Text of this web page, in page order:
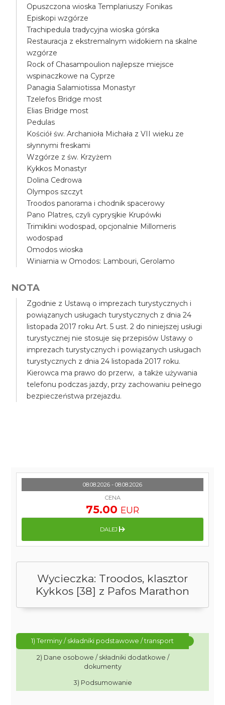
Opuszczona wioska Templariuszy Fonikas
Episkopi wzgórze
Trachipedula tradycyjna wioska górska
Restauracja z ekstremalnym widokiem na skalne
wzgórze
Rock of Chasampoulion najlepsze miejsce
wspinaczkowe na Cyprze
Panagia Salamiotissa Monastyr
Tzelefos Bridge most
Elias Bridge most
Pedulas
Kościół św. Archanioła Michała z VII wieku ze
słynnymi freskami
Wzgórze z św. Krzyżem
Kykkos Monastyr
Dolina Cedrowa
Olympos szczyt
Troodos panorama i chodnik spacerowy
Pano Platres, czyli cyprysjkie Krupówki
Trimiklini wodospad, opcjonalnie Millomeris
wodospad
Omodos wioska
Winiarnia w Omodos: Lambouri, Gerolamo
NOTA
Zgodnie z Ustawą o imprezach turystycznych i
powiązanych usługach turystycznych z dnia 24
listopada 2017 roku Art. 5 ust. 2 do niniejszej usługi
turystycznej nie stosuje się przepisów Ustawy o
imprezach turystycznych i powiązanych usługach
turystycznych z dnia 24 listopada 2017 roku.
Kierowca ma prawo do przerw, a także używania
telefonu podczas jazdy, przy zachowaniu pełnego
bezpieczeństwa przejazdu.
Wycieczka: Troodos, klasztor
Kykkos [38] z Pafos Marathon
1) Terminy / składniki podstawowe / transport
2) Dane osobowe / składniki dodatkowe /
dokumenty
3) Podsumowanie
08.08.2026 - 08.08.2026
CENA
75.00 EUR
DALEJ